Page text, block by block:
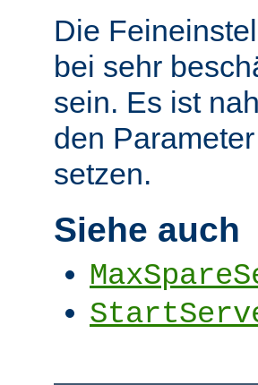
Die
bei sehr
sein. Es ist
den
setzen.
Siehe auch